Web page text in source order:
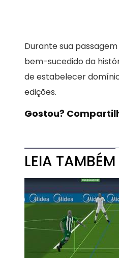
Durante sua
bem-sucedido da
de estabelecer
edições.
Gostou?
LEIA TAMBÉM